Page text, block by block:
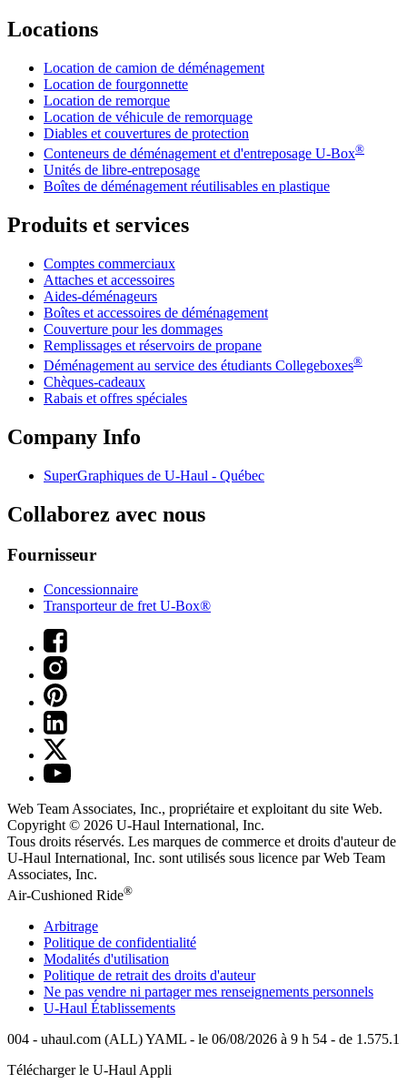
Locations
Location de camion de déménagement
Location de fourgonnette
Location de remorque
Location de véhicule de remorquage
Diables et couvertures de protection
Conteneurs de déménagement et d'entreposage U-Box®
Unités de libre-entreposage
Boîtes de déménagement réutilisables en plastique
Produits et services
Comptes commerciaux
Attaches et accessoires
Aides-déménageurs
Boîtes et accessoires de déménagement
Couverture pour les dommages
Remplissages et réservoirs de propane
Déménagement au service des étudiants Collegeboxes®
Chèques-cadeaux
Rabais et offres spéciales
Company Info
SuperGraphiques de U-Haul - Québec
Collaborez avec nous
Fournisseur
Concessionnaire
Transporteur de fret U-Box®
Web Team Associates, Inc., propriétaire et exploitant du site Web.
Copyright © 2026 U-Haul International, Inc.
Tous droits réservés. Les marques de commerce et droits d'auteur de
U-Haul International, Inc. sont utilisés sous licence par Web Team
Associates, Inc.
Air-Cushioned Ride®
Arbitrage
Politique de confidentialité
Modalités d'utilisation
Politique de retrait des droits d'auteur
Ne pas vendre ni partager mes renseignements personnels
U-Haul Établissements
004 - uhaul.com (ALL) YAML - le 06/08/2026 à 9 h 54 - de 1.575.1
Télécharger le U-Haul Appli